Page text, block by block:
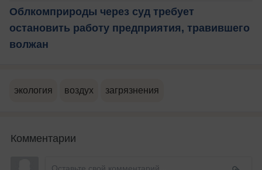
Облкомприроды через суд требует
остановить работу предприятия, травившего
волжан
экология воздух загрязнения
Комментарии